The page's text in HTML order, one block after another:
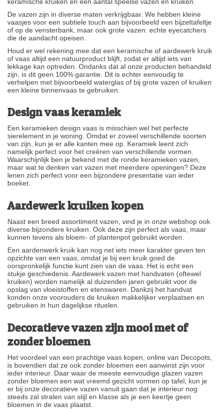
De vazen zijn in diverse maten verkrijgbaar. We hebben kleine
vaasjes voor een subtiele touch aan bijvoorbeeld een bijzettafeltje
of op de vensterbank, maar ook grote vazen: echte eyecatchers
die de aandacht opeisen.
Houd er wel rekening mee dat een keramische of aardewerk kruik
of vaas altijd een natuurproduct blijft, zodat er altijd iets van
lekkage kan optreden. Ondanks dat al onze producten behandeld
zijn, is dit geen 100% garantie. Dit is echter eenvoudig te
verhelpen met bijvoorbeeld waterglas of bij grote vazen of kruiken
een kleine binnenvaas te gebruiken.
Design vaas keramiek
Een keramieken design vaas is misschien wel het perfecte
sierelement in je woning. Omdat er zoveel verschillende soorten
van zijn, kun je er alle kanten mee op. Keramiek leent zich
namelijk perfect voor het creëren van verschillende vormen.
Waarschijnlijk ben je bekend met de ronde keramieken vazen,
maar wat te denken van vazen met meerdere openingen? Deze
lenen zich perfect voor een bijzondere presentatie van ieder
boeket.
Aardewerk kruiken kopen
Naast een breed assortiment vazen, vind je in onze webshop ook
diverse bijzondere kruiken. Ook deze zijn perfect als vaas, maar
kunnen tevens als bloem- of plantenpot gebruikt worden.
Een aardenwerk kruik kan nog net iets meer karakter geven ten
opzichte van een vaas, omdat je bij een kruik goed de
oorspronkelijk functie kunt zien van de vaas. Het is echt een
stukje geschiedenis. Aardewerk vazen met handvaten (oftewel
kruiken) worden namelijk al duizenden jaren gebruikt voor de
opslag van vloeistoffen en etenswaren. Dankzij het handvat
konden onze voorouders de kruiken makkelijker verplaatsen en
gebruiken in hun dagelijkse rituelen.
Decoratieve vazen zijn mooi met of
zonder bloemen
Het voordeel van een prachtige vaas kopen, online van Decopots,
is bovendien dat ze ook zonder bloemen een aanwinst zijn voor
ieder interieur. Daar waar de meeste eenvoudige glazen vazen
zonder bloemen een wat vreemd gezicht vormen op tafel, kun je
er bij onze decoratieve vazen vanuit gaan dat je interieur nog
steeds zal stralen van stijl en klasse als je een keertje geen
bloemen in de vaas plaatst.